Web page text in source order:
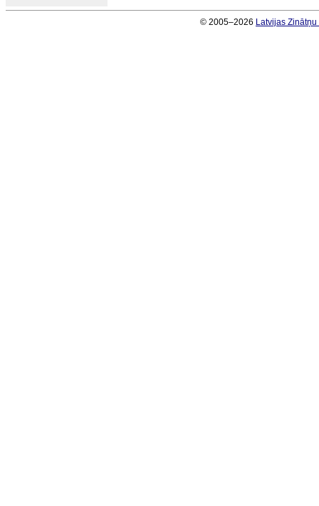
© 2005–2026 Latvijas